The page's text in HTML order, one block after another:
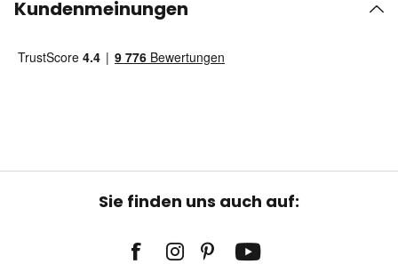
Kundenmeinungen
Sie finden uns auch auf: